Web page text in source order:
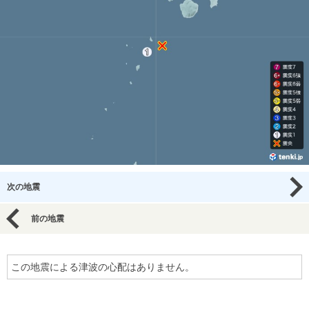
次の地震
前の地震
この地震による津波の心配はありません。